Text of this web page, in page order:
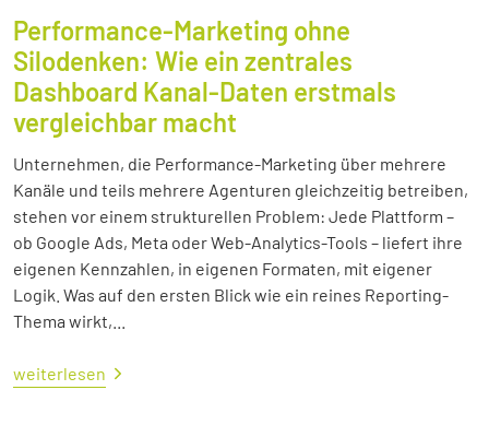
Performance-Marketing ohne
Silodenken: Wie ein zentrales
Dashboard Kanal-Daten erstmals
vergleichbar macht
Unternehmen, die Performance-Marketing über mehrere
Kanäle und teils mehrere Agenturen gleichzeitig betreiben,
stehen vor einem strukturellen Problem: Jede Plattform –
ob Google Ads, Meta oder Web-Analytics-Tools – liefert ihre
eigenen Kennzahlen, in eigenen Formaten, mit eigener
Logik. Was auf den ersten Blick wie ein reines Reporting-
Thema wirkt,...
weiterlesen